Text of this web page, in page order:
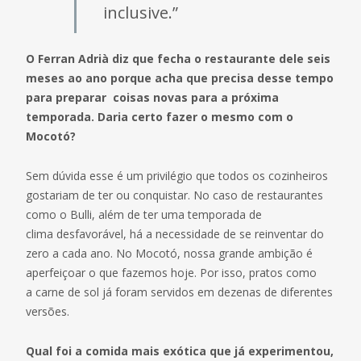
inclusive.”
O Ferran Adrià diz que fecha o restaurante dele seis
meses ao ano porque acha que precisa desse tempo
para preparar coisas novas para a próxima
temporada. Daria certo fazer o mesmo com o
Mocotó?
Sem dúvida esse é um privilégio que todos os cozinheiros
gostariam de ter ou conquistar. No caso de restaurantes
como o Bulli, além de ter uma temporada de
clima desfavorável, há a necessidade de se reinventar do
zero a cada ano. No Mocotó, nossa grande ambição é
aperfeiçoar o que fazemos hoje. Por isso, pratos como
a carne de sol já foram servidos em dezenas de diferentes
versões.
Qual foi a comida mais exótica que já experimentou,